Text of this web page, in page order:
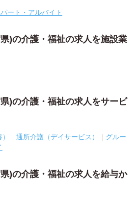
ート・アルバイト
)の介護・福祉の求人を施設業
)の介護・福祉の求人をサービ
通所介護（デイサービス）
グルー
)の介護・福祉の求人を給与か